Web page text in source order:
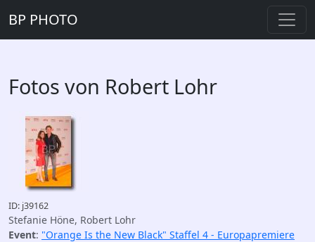
BP PHOTO
Fotos von Robert Lohr
ID: j39162
Stefanie Höne, Robert Lohr
Event: "Orange Is the New Black" Staffel 4 - Europapremiere